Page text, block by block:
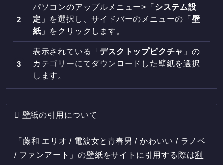
パソコンのアップルメニュー>「 システム設
定 」を選択し、サイドバーのメニューの「壁
紙 」をクリックします。
表示されている「 デスクトップピクチャ 」の
カテゴリーにてダウンロードした壁紙を選択
します。
壁紙の引用について
「藤和 エリオ / 電波女と青春男 / かわいい / ラノベ
/ ファンアート」の壁紙をサイトに引用する際は利